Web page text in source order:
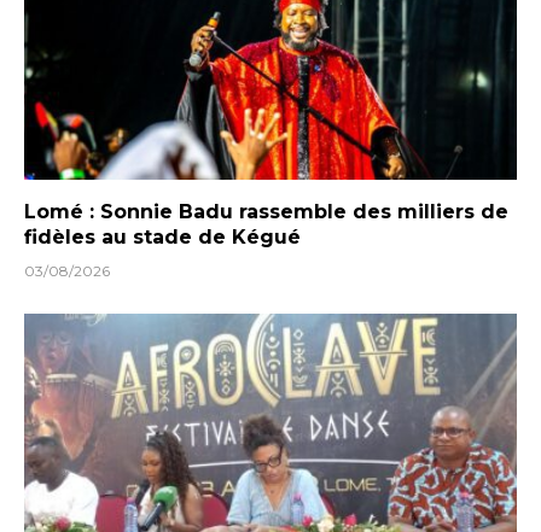
Lomé : Sonnie Badu rassemble des milliers de
fidèles au stade de Kégué
03/08/2026